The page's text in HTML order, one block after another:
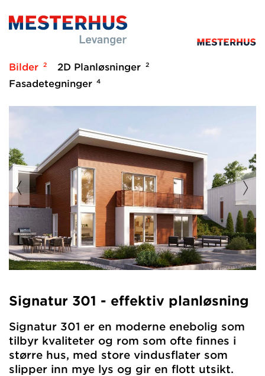
Bilder 2 2D Planløsninger 2
Fasadetegninger 4
Signatur 301 - effektiv planløsning
Signatur 301 er en moderne enebolig som
tilbyr kvaliteter og rom som ofte finnes i
større hus, med store vindusflater som
slipper inn mye lys og gir en flott utsikt.